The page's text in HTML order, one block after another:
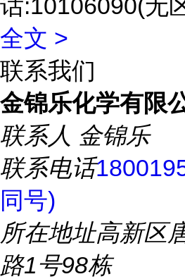
话:10106090(无
全文 >
联系我们
金锦乐化学有限
联系人 金锦乐
联系电话
同号)
所在地址高新区
路1号98栋